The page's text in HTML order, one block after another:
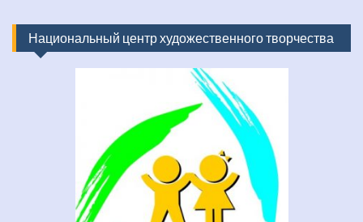
Национальный центр художественного творчества